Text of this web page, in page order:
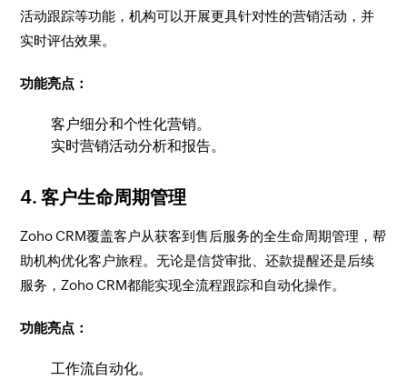
活动跟踪等功能，机构可以开展更具针对性的营销活动，并
实时评估效果。
功能亮点：
客户细分和个性化营销。
实时营销活动分析和报告。
4.客户生命周期管理
Zoho CRM覆盖客户从获客到售后服务的全生命周期管理，帮
助机构优化客户旅程。无论是信贷审批、还款提醒还是后续
服务，Zoho CRM都能实现全流程跟踪和自动化操作。
功能亮点：
工作流自动化。